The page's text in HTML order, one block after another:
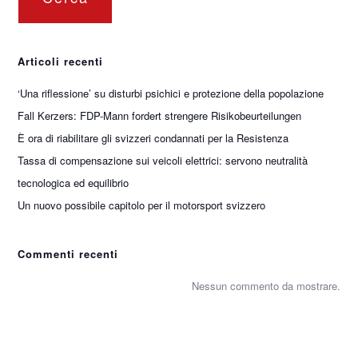
Articoli recenti
‘Una riflessione’ su disturbi psichici e protezione della popolazione
Fall Kerzers: FDP-Mann fordert strengere Risikobeurteilungen
È ora di riabilitare gli svizzeri condannati per la Resistenza
Tassa di compensazione sui veicoli elettrici: servono neutralità
tecnologica ed equilibrio
Un nuovo possibile capitolo per il motorsport svizzero
Commenti recenti
Nessun commento da mostrare.